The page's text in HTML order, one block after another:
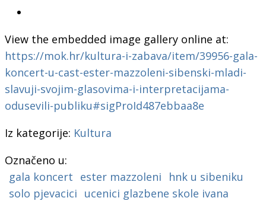
View the embedded image gallery online at:
https://mok.hr/kultura-i-zabava/item/39956-gala-
koncert-u-cast-ester-mazzoleni-sibenski-mladi-
slavuji-svojim-glasovima-i-interpretacijama-
odusevili-publiku#sigProId487ebbaa8e
Iz kategorije: Kultura
Označeno u:
gala koncert ester mazzoleni
hnk u sibeniku
solo pjevacici ucenici glazbene skole ivana